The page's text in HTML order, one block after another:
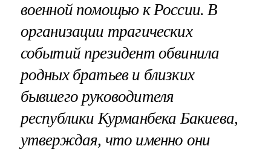
военной помощью к России. В
организации трагических
событий президент обвинила
родных братьев и близких
бывшего руководителя
республики Курманбека Бакиева,
утверждая, что именно они